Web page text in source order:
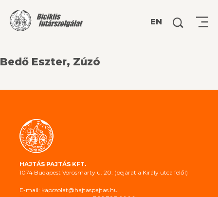
EN Keresés:
Bedő Eszter, Zúzó
HAJTÁS PAJTÁS KFT.
1074 Budapest Vörösmarty u. 20. (bejárat a Király utca felől)
E-mail: kapcsolat@hajtaspajtas.hu